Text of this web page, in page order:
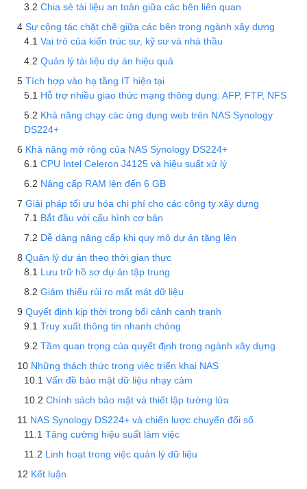
Chia sẻ tài liệu an toàn giữa các bên liên quan
Sự cộng tác chặt chẽ giữa các bên trong ngành xây dựng
Vai trò của kiến trúc sư, kỹ sư và nhà thầu
Quản lý tài liệu dự án hiệu quả
Tích hợp vào hạ tầng IT hiện tại
Hỗ trợ nhiều giao thức mạng thông dụng: AFP, FTP, NFS
Khả năng chạy các ứng dụng web trên NAS Synology
DS224+
Khả năng mở rộng của NAS Synology DS224+
CPU Intel Celeron J4125 và hiệu suất xử lý
Nâng cấp RAM lên đến 6 GB
Giải pháp tối ưu hóa chi phí cho các công ty xây dựng
Bắt đầu với cấu hình cơ bản
Dễ dàng nâng cấp khi quy mô dự án tăng lên
Quản lý dự án theo thời gian thực
Lưu trữ hồ sơ dự án tập trung
Giảm thiểu rủi ro mất mát dữ liệu
Quyết định kịp thời trong bối cảnh cạnh tranh
Truy xuất thông tin nhanh chóng
Tầm quan trọng của quyết định trong ngành xây dựng
Những thách thức trong việc triển khai NAS
Vấn đề bảo mật dữ liệu nhạy cảm
Chính sách bảo mật và thiết lập tường lửa
NAS Synology DS224+ và chiến lược chuyển đổi số
Tăng cường hiệu suất làm việc
Linh hoạt trong việc quản lý dữ liệu
Kết luận